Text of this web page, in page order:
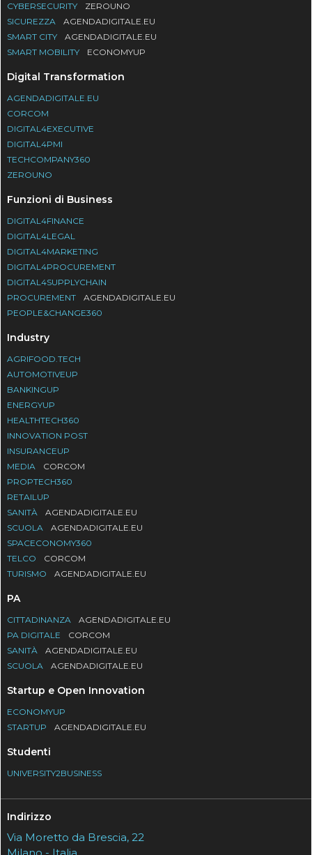
CYBERSECURITY
ZEROUNO
SICUREZZA
AGENDADIGITALE.EU
SMART CITY
AGENDADIGITALE.EU
SMART MOBILITY
ECONOMYUP
Digital Transformation
AGENDADIGITALE.EU
CORCOM
DIGITAL4EXECUTIVE
DIGITAL4PMI
TECHCOMPANY360
ZEROUNO
Funzioni di Business
DIGITAL4FINANCE
DIGITAL4LEGAL
DIGITAL4MARKETING
DIGITAL4PROCUREMENT
DIGITAL4SUPPLYCHAIN
PROCUREMENT
AGENDADIGITALE.EU
PEOPLE&CHANGE360
Industry
AGRIFOOD.TECH
AUTOMOTIVEUP
BANKINGUP
ENERGYUP
HEALTHTECH360
INNOVATION POST
INSURANCEUP
MEDIA
CORCOM
PROPTECH360
RETAILUP
SANITÀ
AGENDADIGITALE.EU
SCUOLA
AGENDADIGITALE.EU
SPACECONOMY360
TELCO
CORCOM
TURISMO
AGENDADIGITALE.EU
PA
CITTADINANZA
AGENDADIGITALE.EU
PA DIGITALE
CORCOM
SANITÀ
AGENDADIGITALE.EU
SCUOLA
AGENDADIGITALE.EU
Startup e Open Innovation
ECONOMYUP
STARTUP
AGENDADIGITALE.EU
Studenti
UNIVERSITY2BUSINESS
Indirizzo
Via Moretto da Brescia, 22